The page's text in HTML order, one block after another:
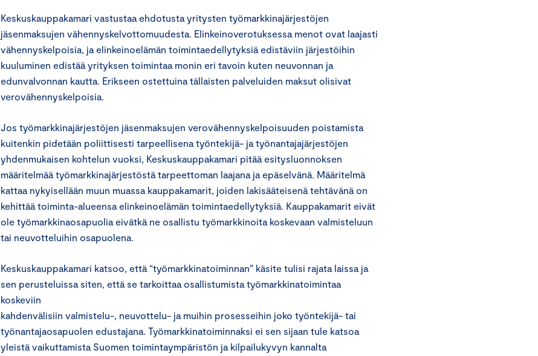
Keskuskauppakamari vastustaa ehdotusta yritysten työmarkkinajärjestöjen
jäsenmaksujen vähennyskelvottomuudesta. Elinkeinoverotuksessa menot ovat laajasti
vähennyskelpoisia, ja elinkeinoelämän toimintaedellytyksiä edistäviin järjestöihin
kuuluminen edistää yrityksen toimintaa monin eri tavoin kuten neuvonnan ja
edunvalvonnan kautta. Erikseen ostettuina tällaisten palveluiden maksut olisivat
verovähennyskelpoisia.
Jos työmarkkinajärjestöjen jäsenmaksujen verovähennyskelpoisuuden poistamista
kuitenkin pidetään poliittisesti tarpeellisena työntekijä- ja työnantajajärjestöjen
yhdenmukaisen kohtelun vuoksi, Keskuskauppakamari pitää esitysluonnoksen
määritelmää työmarkkinajärjestöstä tarpeettoman laajana ja epäselvänä. Määritelmä
kattaa nykyisellään muun muassa kauppakamarit, joiden lakisääteisenä tehtävänä on
kehittää toiminta-alueensa elinkeinoelämän toimintaedellytyksiä. Kauppakamarit eivät
ole työmarkkinaosapuolia eivätkä ne osallistu työmarkkinoita koskevaan valmisteluun
tai neuvotteluihin osapuolena.
Keskuskauppakamari katsoo, että “työmarkkinatoiminnan” käsite tulisi rajata laissa ja
sen perusteluissa siten, että se tarkoittaa osallistumista työmarkkinatoimintaa
koskeviin
kahdenvälisiin valmistelu-, neuvottelu- ja muihin prosesseihin joko työntekijä- tai
työnantajaosapuolen edustajana. Työmarkkinatoiminnaksi ei sen sijaan tule katsoa
yleistä vaikuttamista Suomen toimintaympäristön ja kilpailukyvyn kannalta